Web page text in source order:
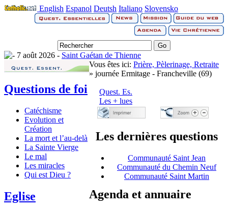
English Espanol Deutsh Italiano Slovensko
7 août 2026 - Saint Gaétan de Thienne
Questions de foi
Catéchisme
Evolution et
Création
La mort et l’au-delà
La Sainte Vierge
Le mal
Les miracles
Qui est Dieu ?
Eglise
Vous êtes ici: Prière, Pèlerinage, Retraite
» journée Ermitage - Francheville (69)
Quest. Es.
Les + lues
Les dernières questions
Communauté Saint Jean
Communauté du Chemin Neuf
Communauté Saint Martin
Agenda et annuaire